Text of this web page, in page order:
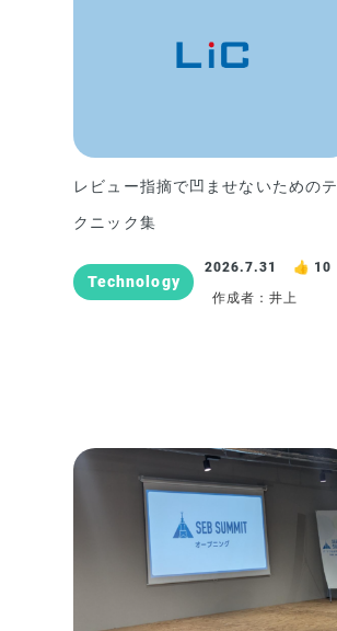
レビュー指摘で凹ませないためのテ
クニック集
Technology
2026.7.31
10
作成者：井上